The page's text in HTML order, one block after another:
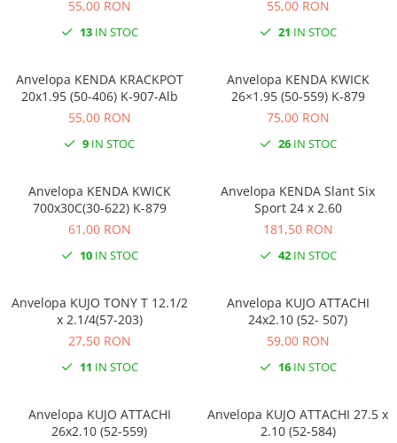
55,00 RON
13IN STOC
55,00 RON
21 IN STOC
Anvelopa KENDA KRACKPOT
20x1.95 (50-406) K-907-Alb
55,00 RON
9 IN STOC
Anvelopa KENDA KWICK
26×1.95 (50-559) K-879
75,00 RON
26IN STOC
Anvelopa KENDA KWICK
700x30C(30-622) K-879
61,00 RON
10IN STOC
Anvelopa KENDA Slant Six
Sport 24 x 2.60
181,50 RON
42IN STOC
Anvelopa KUJO TONY T 12.1/2
x 2.1/4(57-203)
27,50 RON
11 IN STOC
Anvelopa KUJO ATTACHI
24x2.10 (52- 507)
59,00 RON
16IN STOC
Anvelopa KUJO ATTACHI
26x2.10 (52-559)
Anvelopa KUJO ATTACHI 27.5 x
2.10 (52-584)